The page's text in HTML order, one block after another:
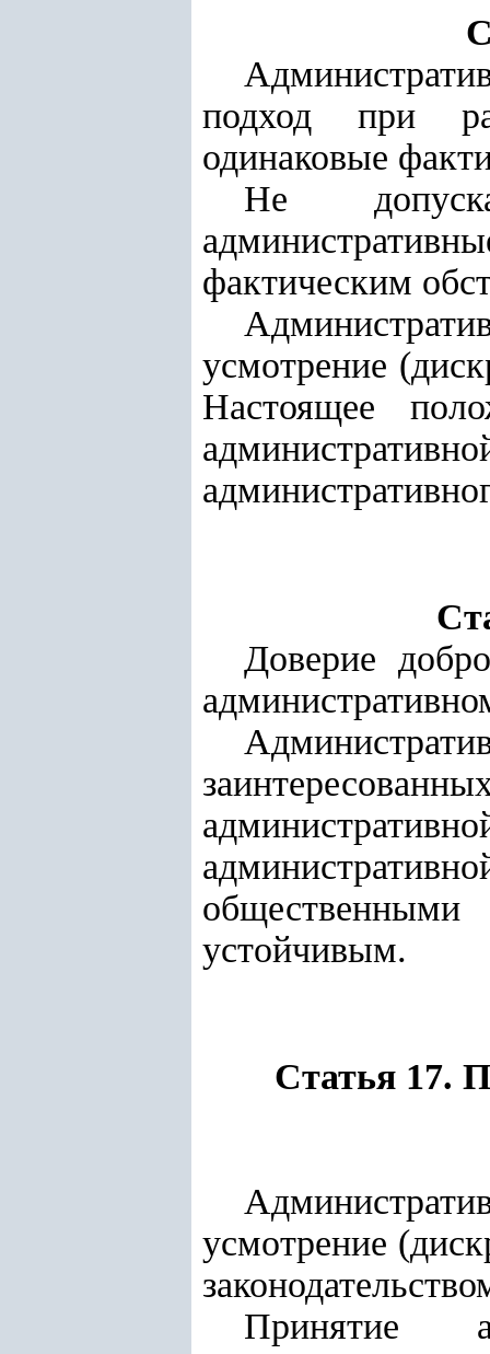
подход при
одинаковые
Не
фактическим
усмотрение
Настоящее
Доверие
устойчивым.
Статья 17.
усмотрение
Принятие